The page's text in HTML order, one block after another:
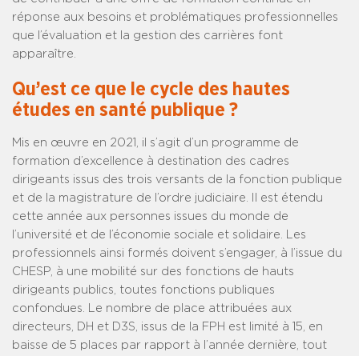
réponse aux besoins et problématiques professionnelles
que l’évaluation et la gestion des carrières font
apparaître.
Qu’est ce que le cycle des hautes
études en santé publique ?
­Mis en œuvre en 2021, il s’agit d’un programme de
formation d’excellence à destination des cadres
dirigeants issus des trois versants de la fonction publique
et de la magistrature de l’ordre judiciaire. Il est étendu
cette année aux personnes issues du monde de
l’université et de l’économie sociale et solidaire. Les
professionnels ainsi formés doivent s’engager, à l’issue du
CHESP, à une mobilité sur des fonctions de hauts
dirigeants publics, toutes fonctions publiques
confondues. Le nombre de place attribuées aux
directeurs, DH et D3S, issus de la FPH est limité à 15, en
baisse de 5 places par rapport à l’année dernière, tout